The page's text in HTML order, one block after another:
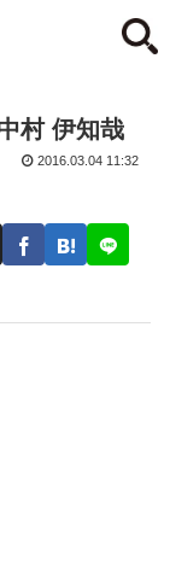
村 伊知哉
2016.03.04 11:32